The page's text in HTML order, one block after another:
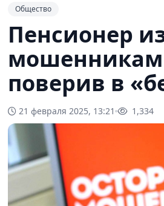
Общество
Пенсионер
поверив в
21 февраля 2025, 13:21 1,334